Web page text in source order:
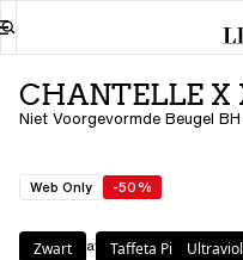
CHANTELLE X
Niet Voorgevormde Beugel
Web Only -50%
Kleur: Ultraviolet
Zwart Taffeta Pink